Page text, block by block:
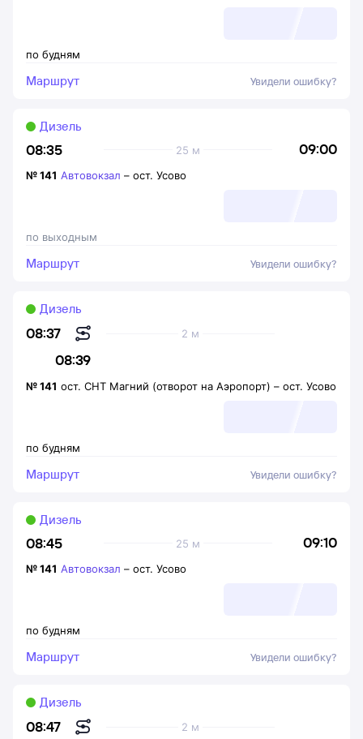
по будням
Маршрут Увидели ошибку?
08:35 09:00
25 м
Дизель
по выходным
№141 Автовокзал – ост. Усово
Маршрут Увидели ошибку?
08:37
08:39
2 м
Дизель
по будням
№141 ост. СНТ Магний (отворот на Аэропорт) – ост. Усово
Маршрут Увидели ошибку?
08:45 09:10
25 м
Дизель
по будням
№141 Автовокзал – ост. Усово
Маршрут Увидели ошибку?
08:47
2 м
Дизель